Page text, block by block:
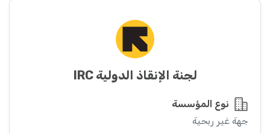
لجنة الإنقاذ الدولية IRC
نوع المؤسسة
جهة غير ربحية